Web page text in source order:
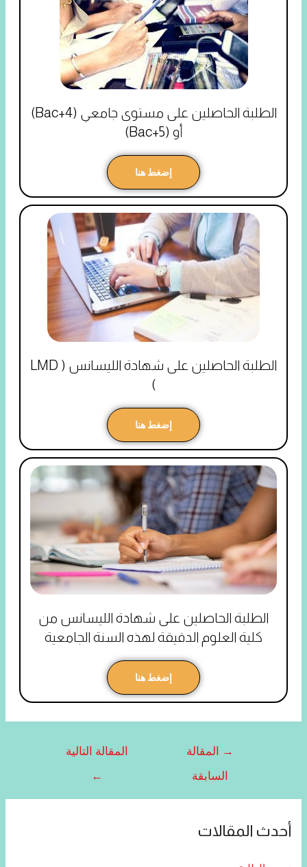
الطلبة الحاصلين على مستوى جامعي (Bac+4)
أو (Bac+5)
إضغط هنا
الطلبة الحاصلين على شهادة الليسانس ( LMD
)
إضغط هنا
الطلبة الحاصلين على شهادة الليسانس من
كلية العلوم الدقيقة لهذه السنة الجامعية
إضغط هنا
→ المقالة
السابقة
المقالة التالية
←
أحدث المقالات